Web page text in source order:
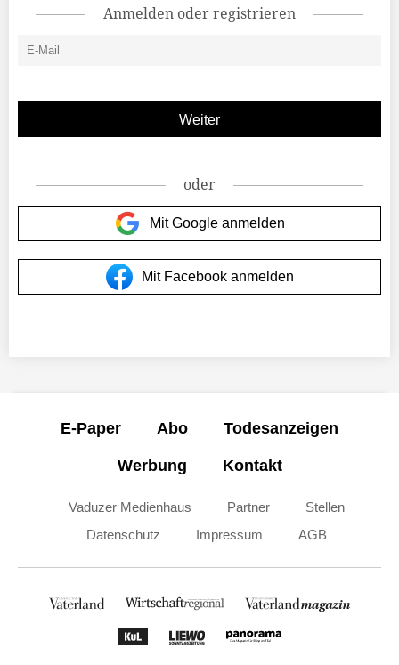
Anmelden oder registrieren
oder
Mit Google anmelden
Mit Facebook anmelden
E-Paper Abo Todesanzeigen
Werbung Kontakt
Vaduzer Medienhaus Partner
Stellen
Datenschutz
Impressum AGB